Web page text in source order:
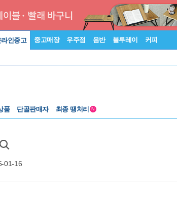
라인중고 중고매장 우주점 음반 블루레이 커피
품 단골판매자 최종 땡처리 N
01-16